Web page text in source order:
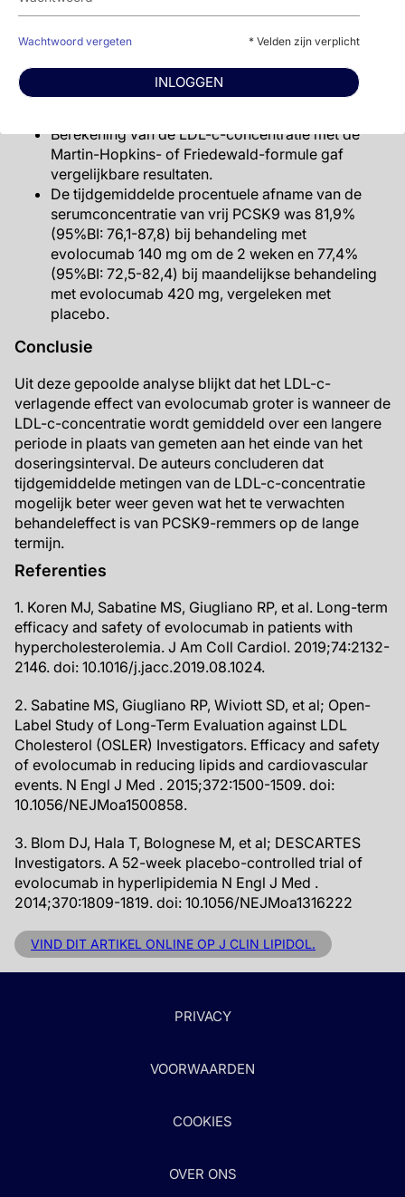
Wachtwoord vergeten * Velden zijn verplicht
INLOGGEN
De tijdgemiddelde procentuele afname van de
concentratie van LDL-c was 67,6% (95%BI: 63,9-
de 2 weken en 65,0% (95%BI: 60,7-69,3) bij
maandelijkse behandeling met evolocumab 420
Berekening van de LDL-c-concentratie met de
Martin-Hopkins- of Friedewald-formule gaf
vergelijkbare resultaten.
De tijdgemiddelde procentuele afname van de
serumconcentratie van vrij PCSK9 was 81,9%
(95%BI: 76,1-87,8) bij behandeling met
evolocumab 140 mg om de 2 weken en 77,4%
(95%BI: 72,5-82,4) bij maandelijkse behandeling
met evolocumab 420 mg, vergeleken met
placebo.
Conclusie
Uit deze gepoolde analyse blijkt dat het LDL-c-
verlagende effect van evolocumab groter is wanneer de
LDL-c-concentratie wordt gemiddeld over een langere
periode in plaats van gemeten aan het einde van het
doseringsinterval. De auteurs concluderen dat
tijdgemiddelde metingen van de LDL-c-concentratie
mogelijk beter weer geven wat het te verwachten
behandeleffect is van PCSK9-remmers op de lange
termijn.
Referenties
1. Koren MJ, Sabatine MS, Giugliano RP, et al. Long-term
efficacy and safety of evolocumab in patients with
hypercholesterolemia. J Am Coll Cardiol. 2019;74:2132-
2146. doi: 10.1016/j.jacc.2019.08.1024.
2. Sabatine MS, Giugliano RP, Wiviott SD, et al; Open-
Label Study of Long-Term Evaluation against LDL
Cholesterol (OSLER) Investigators. Efficacy and safety
of evolocumab in reducing lipids and cardiovascular
events. N Engl J Med . 2015;372:1500-1509. doi:
10.1056/NEJMoa1500858.
3. Blom DJ, Hala T, Bolognese M, et al; DESCARTES
Investigators. A 52-week placebo-controlled trial of
evolocumab in hyperlipidemia N Engl J Med .
2014;370:1809-1819. doi: 10.1056/NEJMoa1316222
VIND DIT ARTIKEL ONLINE OP J CLIN LIPIDOL.
PRIVACY
VOORWAARDEN
COOKIES
OVER ONS